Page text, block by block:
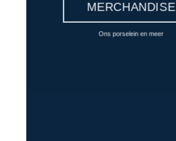
MERCHANDISE
Ons porselein en meer